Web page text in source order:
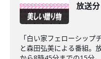
放送分
「白い家フェローシッ
と森田弘美による番組。